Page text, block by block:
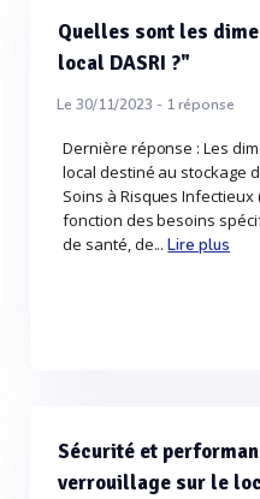
Quelles sont les
local DASRI ?"
Le 30/11/2023 - 1réponse
Dernière réponse : Les
local destiné au stockage
Soins à Risques Infectieux
fonction des besoins
de santé, de...Lire plus
Sécurité et
verrouillage sur le